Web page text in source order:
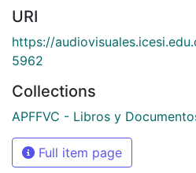
URI
https://
5962
Collections
APFFVC - Libros y
Full item page